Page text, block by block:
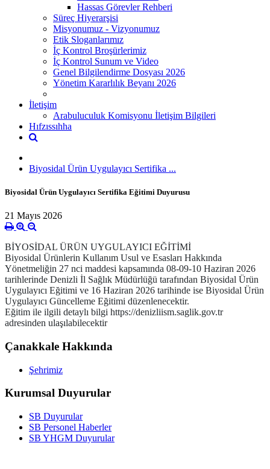
Hassas Görevler Rehberi
Süreç Hiyerarşisi
Misyonumuz - Vizyonumuz
Etik Sloganlarımız
İç Kontrol Broşürlerimiz
İç Kontrol Sunum ve Video
Genel Bilgilendirme Dosyası 2026
Yönetim Kararlılık Beyanı 2026
İletişim
Arabuluculuk Komisyonu İletişim Bilgileri
Hıfzıssıhha
Biyosidal Ürün Uygulayıcı Sertifika ...
Biyosidal Ürün Uygulayıcı Sertifika Eğitimi Duyurusu
21 Mayıs 2026
BİYOSİDAL ÜRÜN UYGULAYICI EĞİTİMİ
Biyosidal Ürünlerin Kullanım Usul ve Esasları Hakkında
Yönetmeliğin 27 nci maddesi kapsamında 08-09-10 Haziran 2026
tarihlerinde Denizli İl Sağlık Müdürlüğü tarafından Biyosidal Ürün
Uygulayıcı Eğitimi ve 16 Haziran 2026 tarihinde ise Biyosidal Ürün
Uygulayıcı Güncelleme Eğitimi düzenlenecektir.
Eğitim ile ilgili detaylı bilgi https://denizliism.saglik.gov.tr
adresinden ulaşılabilecektir
Çanakkale Hakkında
Şehrimiz
Kurumsal Duyurular
SB Duyurular
SB Personel Haberler
SB YHGM Duyurular